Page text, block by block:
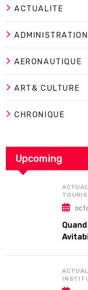
ACTUALITE
ADMINISTRATION
AERONAUTIQUE
ART& CULTURE
CHRONIQUE
Upcoming